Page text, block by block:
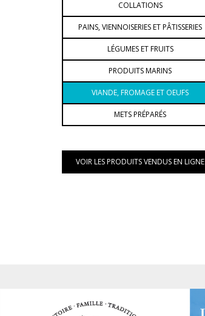
COLLATIONS
PAINS, VIENNOISERIES ET PÂTISSERIES
LÉGUMES ET FRUITS
PRODUITS MARINS
VIANDE, FROMAGE ET OEUFS
METS PRÉPARÉS
VOIR LES PRODUITS VENDUS EN LIGNE